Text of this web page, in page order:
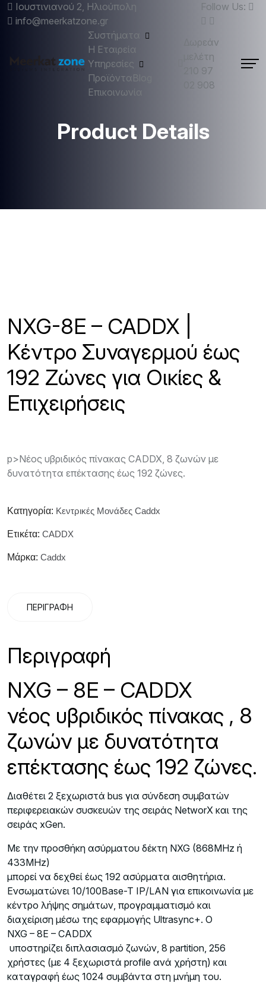
Ιουστινιανού 2, Ηλιούπολη
info@meerkatzone.gr
Follow Us:
Συστήματα
Η Εταιρεία
Υπηρεσίες
Προϊόντα Blog
Επικοινωνία
Δωρεάν
μελέτη
210 97
02 908
Product Details
NXG-8E – CADDX |
Κέντρο Συναγερμού έως
192 Ζώνες για Οικίες &
Επιχειρήσεις
p>Nέος υβριδικός πίνακας CADDX, 8 ζωνών με
δυνατότητα επέκτασης έως 192 ζώνες.
Κατηγορία: Κεντρικές Μονάδες Caddx
Ετικέτα: CADDX
Μάρκα: Caddx
ΠΕΡΙΓΡΑΦΉ
Περιγραφή
NXG – 8E – CADDX
νέος υβριδικός πίνακας , 8
ζωνών με δυνατότητα
επέκτασης έως 192 ζώνες.
Διαθέτει 2 ξεχωριστά bus για σύνδεση συμβατών
περιφερειακών συσκευών της σειράς NetworX και της
σειράς xGen.
Με την προσθήκη ασύρματου δέκτη NXG (868MHz ή
433MHz)
μπορεί να δεχθεί έως 192 ασύρματα αισθητήρια.
Ενσωματώνει 10/100Base-T IP/LAN για επικοινωνία με
κέντρο λήψης σημάτων, προγραμματισμό και
διαχείριση μέσω της εφαρμογής Ultrasync+. Ο
NXG – 8E – CADDX
υποστηρίζει διπλασιασμό ζωνών, 8 partition, 256
χρήστες (με 4 ξεχωριστά profile ανά χρήστη) και
καταγραφή έως 1024 συμβάντα στη μνήμη του.